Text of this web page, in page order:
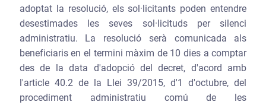
adoptat la resolució, els sol·licitants poden entendre
desestimades les seves sol·licituds per silenci
administratiu. La resolució serà comunicada als
beneficiaris en el termini màxim de 10 dies a comptar
des de la data d'adopció del decret, d'acord amb
l'article 40.2 de la Llei 39/2015, d'1 d'octubre, del
procediment administratiu comú de les